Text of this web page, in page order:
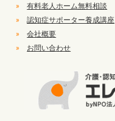
»
有料老人ホーム無料相談
»
認知症サポーター養成講座
»
会社概要
»
お問い合わせ